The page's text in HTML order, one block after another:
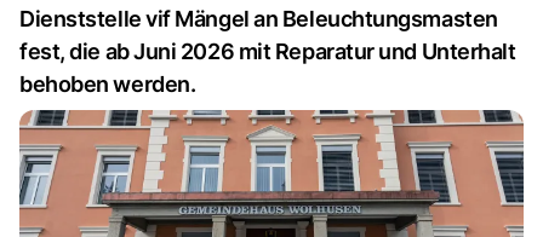
Dienststelle vif Mängel an Beleuchtungsmasten
fest, die ab Juni 2026 mit Reparatur und Unterhalt
behoben werden.